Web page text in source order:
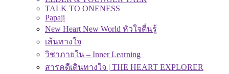
TALK TO ONENESS
Papaji
New Heart New World หัวใจตื่นรู้
เส้นทางใจ
วิชาภายใน – Inner Learning
สารคดีเดินทางใจ | THE HEART EXPLORER